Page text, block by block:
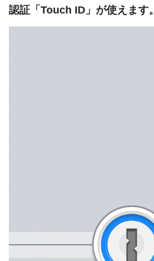
認証「Touch ID」が使えます。